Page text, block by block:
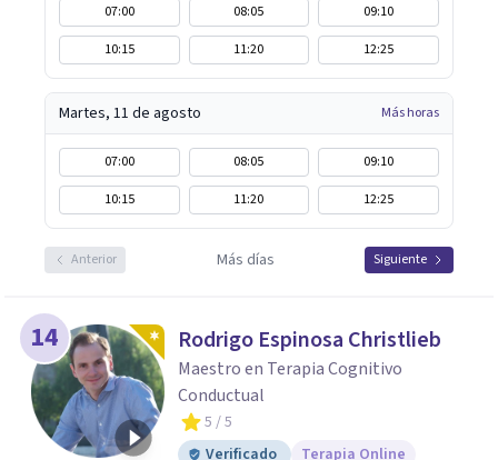
07:00 08:05
09:10
10:15
11:20 12:25
Martes, 11 de agosto Más horas
07:00 08:05
09:10
10:15
11:20 12:25
Anterior Más días Siguiente
14 Rodrigo Espinosa Christlieb
Maestro en Terapia Cognitivo
Conductual
5 / 5
Verificado
Terapia Online